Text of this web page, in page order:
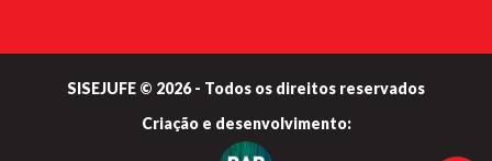
SISEJUFE © 2026 - Todos os direitos reservados
Criação e desenvolvimento: